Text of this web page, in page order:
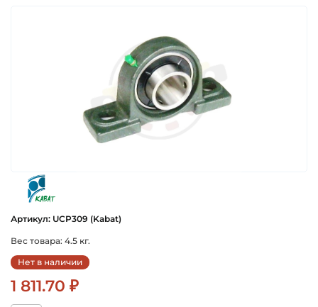
Артикул: UCP309 (Kabat)
Вес товара: 4.5 кг.
Нет в наличии
1 811.70 ₽